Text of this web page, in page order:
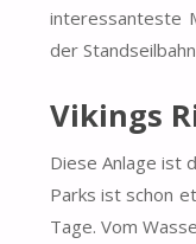
interessanteste
der
Vikings
Diese Anlage ist
Parks ist schon
Tage. Vom